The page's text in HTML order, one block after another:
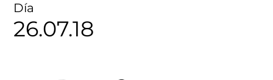
Día
26.07.18